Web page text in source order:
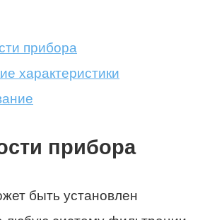
прибора
характеристики
прибора
быть установлен